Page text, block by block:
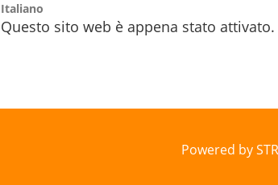
Italiano
Questo sito web è appena stato
Powered by